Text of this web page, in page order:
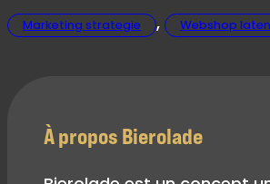
Marketing strategie , Webshop
À propos Bierolade